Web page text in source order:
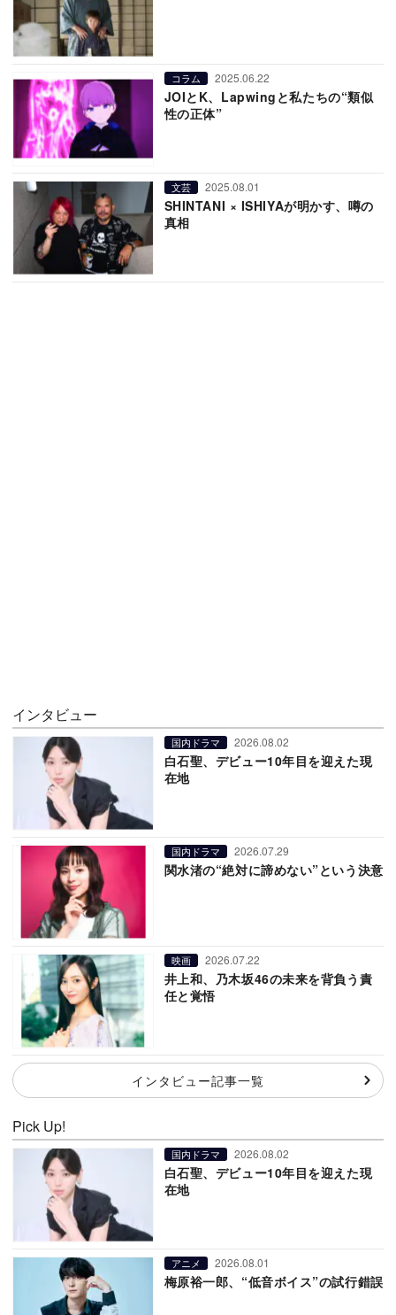
コラム 2025.06.22
JOIとK、Lapwingと私たちの“類似
性の正体”
文芸 2025.08.01
SHINTANI × ISHIYAが明かす、噂の
真相
インタビュー
国内ドラマ 2026.08.02
白石聖、デビュー10年目を迎えた現
在地
国内ドラマ 2026.07.29
関水渚の“絶対に諦めない”という決意
映画 2026.07.22
井上和、乃木坂46の未来を背負う責
任と覚悟
インタビュー記事一覧
Pick Up!
国内ドラマ 2026.08.02
白石聖、デビュー10年目を迎えた現
在地
アニメ 2026.08.01
梅原裕一郎、“低音ボイス”の試行錯誤